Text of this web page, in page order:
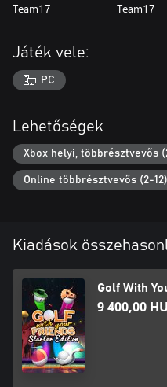
Team17 Team17
Játék vele:
PC
Lehetőségek
Xbox helyi, többrésztvevős
Online többrésztvevős (2-12)
Kiadások
Golf With
9 400,00